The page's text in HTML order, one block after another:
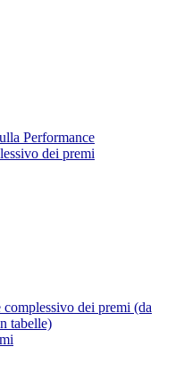
Performance
dei premi
dei premi (da
tabelle)